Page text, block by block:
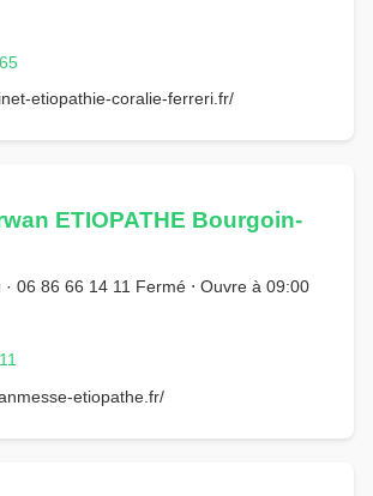
etiopathie-coralie-ferreri.fr/
ETIOPATHE Bourgoin-
06 86 66 14 11 Fermé ⋅ Ouvre à 09:00
etiopathe.fr/